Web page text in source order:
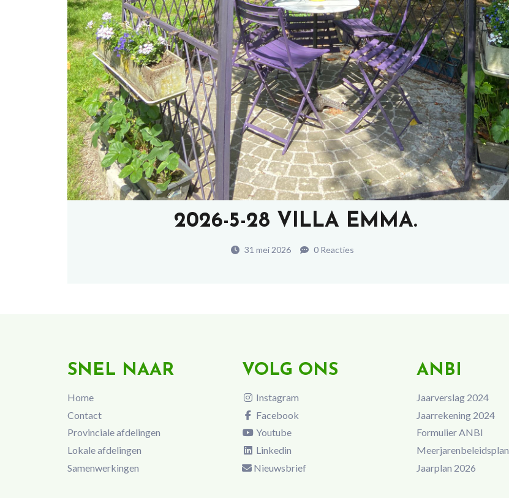
2026-5-28 VILLA EMMA.
31 mei 2026 0 Reacties
SNEL NAAR
Home
Contact
Provinciale afdelingen
Lokale afdelingen
Samenwerkingen
VOLG ONS
Instagram
Facebook
Youtube
Linkedin
Nieuwsbrief
ANBI
Jaarverslag 2024
Jaarrekening 2024
Formulier ANBI
Meerjarenbeleidsplan
Jaarplan 2026